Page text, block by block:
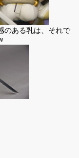
のある乳は、それで